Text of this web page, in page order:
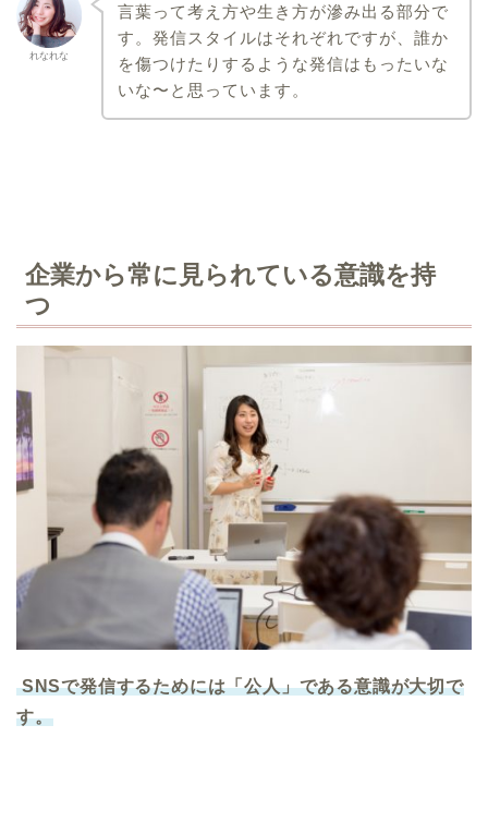
れなれな
言葉って考え方や生き方が滲み出る部分で
す。発信スタイルはそれぞれですが、誰か
を傷つけたりするような発信はもったいな
いな〜と思っています。
企業から常に見られている意識を持
つ
SNSで発信するためには「公人」である意識が大切で
す。